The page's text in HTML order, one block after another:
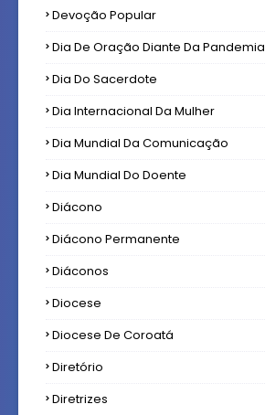
Devoção Popular
Dia De Oração Diante Da Pandemia
Dia Do Sacerdote
Dia Internacional Da Mulher
Dia Mundial Da Comunicação
Dia Mundial Do Doente
Diácono
Diácono Permanente
Diáconos
Diocese
Diocese De Coroatá
Diretório
Diretrizes